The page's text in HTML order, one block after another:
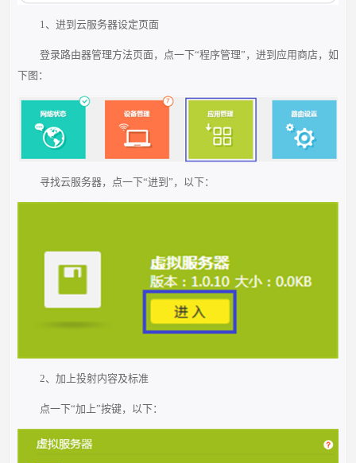
1、进到云服务器设定页面
登录路由器管理方法页面，点一下“程序管理”，进到应用商店，如
下图：
寻找云服务器，点一下“进到”，以下：
2、加上投射内容及标准
点一下“加上”按键，以下：